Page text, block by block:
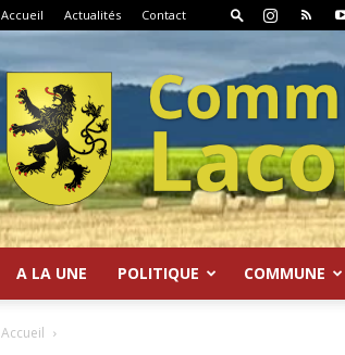
Accueil Actualités Contact
A LA UNE POLITIQUE COMMUNE
Accueil